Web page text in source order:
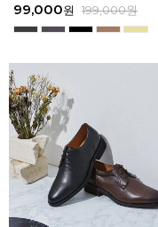
71,400원 189,000원
99,000원 199,000원
39,200원 129,000원
38,250원 129,000원
71,400원 189,000원
99,000원 199,000원